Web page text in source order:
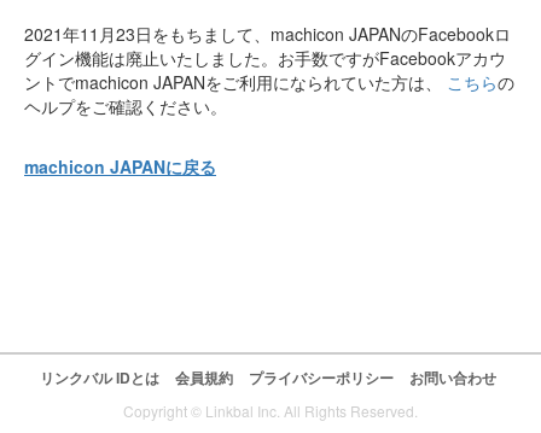
2021年11月23日をもちまして、machicon JAPANのFacebookロ
グイン機能は廃止いたしました。お手数ですがFacebookアカウ
ントでmachicon JAPANをご利用になられていた方は、 こちらの
ヘルプをご確認ください。
machicon JAPANに戻る
リンクバル IDとは 会員規約 プライバシーポリシー お問い合わせ
Copyright © Linkbal Inc. All Rights Reserved.